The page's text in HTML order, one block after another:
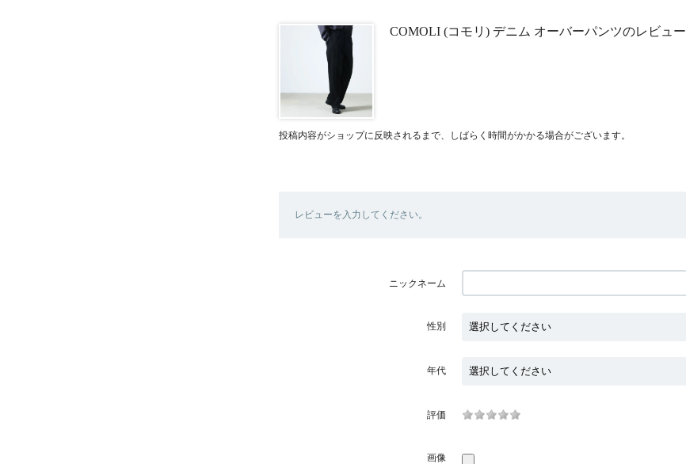
COMOLI (コモリ) デニム オーバーパンツのレビュー
投稿内容がショップに反映されるまで、しばらく時間がかかる場合がございます。
レビューを入力してください。
ニックネーム
性別
年代
評価
画像